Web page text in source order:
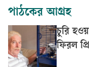
পাঠকের আগ্রহ
চুরি
ফিরল